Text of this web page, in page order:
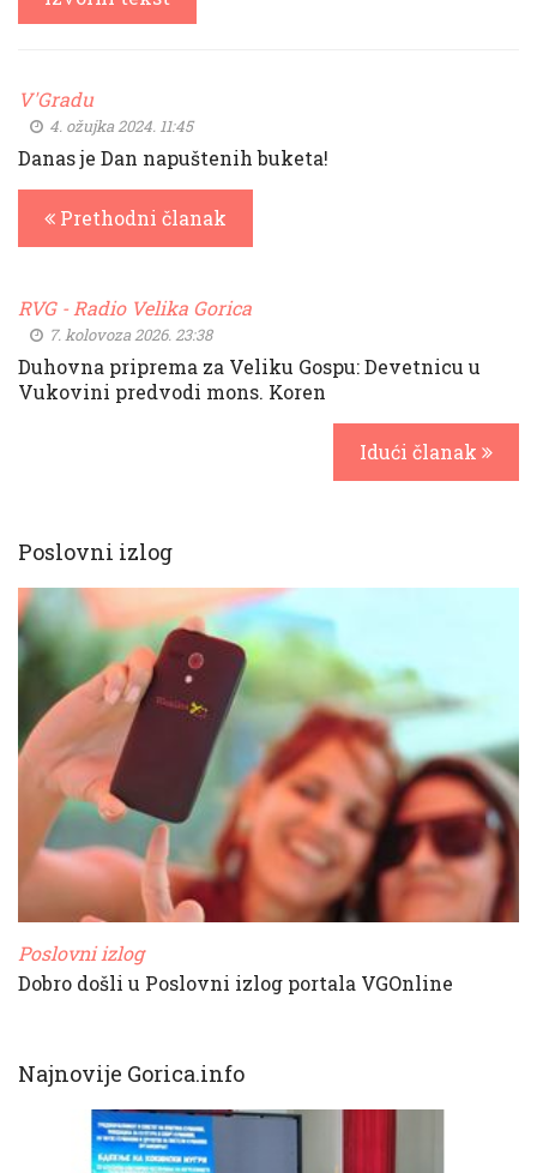
V'Gradu
4. ožujka 2024. 11:45
Danas je Dan napuštenih buketa!
Prethodni članak
RVG - Radio Velika Gorica
7. kolovoza 2026. 23:38
Duhovna priprema za Veliku Gospu: Devetnicu u
Vukovini predvodi mons. Koren
Idući članak
Poslovni izlog
Poslovni izlog
Dobro došli u Poslovni izlog portala VGOnline
Najnovije Gorica.info